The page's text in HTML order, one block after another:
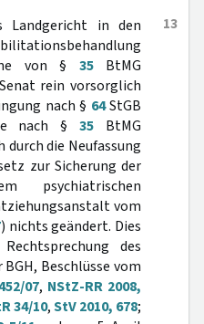
13
Landgericht in den
von § 35BtMG
rein vorsorglich
nach § 64StGB
nach §35 BtMG
die Neufassung
zur Sicherung der
psychiatrischen
vom
) nichts geändert. Dies
des
Beschlüsse vom
07, NStZ-RR 2008,
34/10,StV 2010, 678;